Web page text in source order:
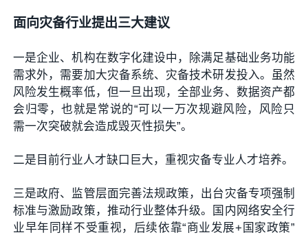
面向灾备行业提出三大建议
一是企业、机构在数字化建设中，除满足基础业务功能
需求外，需要加大灾备系统、灾备技术研发投入。虽然
风险发生概率低，但一旦出现，全部业务、数据资产都
会归零，也就是常说的“可以一万次规避风险，风险只
需一次突破就会造成毁灭性损失”。
二是目前行业人才缺口巨大，重视灾备专业人才培养。
三是政府、监管层面完善法规政策，出台灾备专项强制
标准与激励政策，推动行业整体升级。国内网络安全行
业早年同样不受重视，后续依靠“商业发展+国家政策”